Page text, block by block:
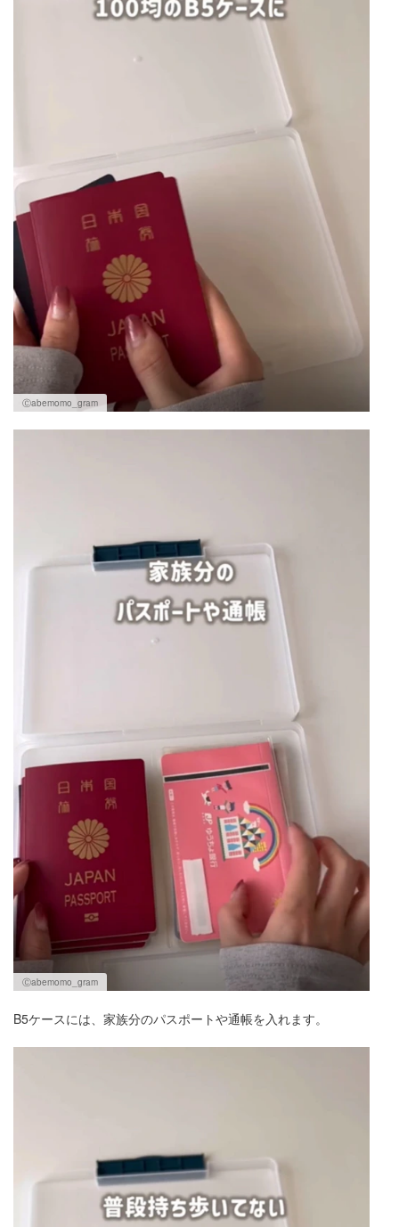
Ⓒabemomo_gram
Ⓒabemomo_gram
B5ケースには、家族分のパスポートや通帳を入れます。